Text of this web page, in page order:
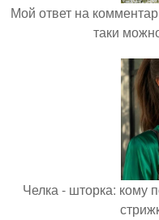
Мой ответ на
таки
Челка - шторка: кому